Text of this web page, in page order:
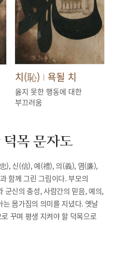
치(恥) | 욕될 치
옳지 못한 행동에 대한
부끄러움
덕목 문자도
), 신(信), 예(禮), 의(義), 염(廉),
함께 그린 그림이다. 부모의
군신의 충성, 사람간의 믿음, 예의,
몸가짐의 의미를 지녔다. 옛날
꾸며 평생 지켜야 할 덕목으로